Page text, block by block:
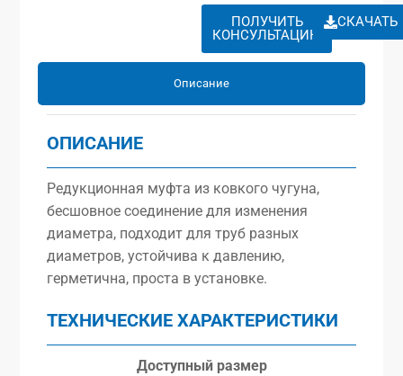
ПОЛУЧИТЬ
КОНСУЛЬТАЦИЮ
СКАЧАТЬ
Описание
ОПИСАНИЕ
Редукционная муфта из ковкого чугуна,
бесшовное соединение для изменения
диаметра, подходит для труб разных
диаметров, устойчива к давлению,
герметична, проста в установке.
ТЕХНИЧЕСКИЕ ХАРАКТЕРИСТИКИ
Доступный размер